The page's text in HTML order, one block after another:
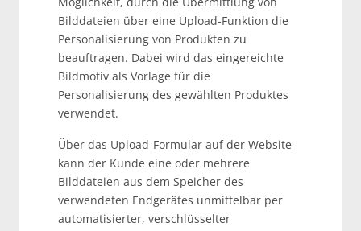
Bilddateien über eine Upload-Funktion die
Personalisierung von Produkten zu
beauftragen. Dabei wird das eingereichte
Bildmotiv als Vorlage für die
Personalisierung des gewählten Produktes
verwendet.
Über das Upload-Formular auf der Website
kann der Kunde eine oder mehrere
Bilddateien aus dem Speicher des
verwendeten Endgerätes unmittelbar per
automatisierter, verschlüsselter